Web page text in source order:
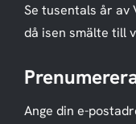
Se tusentals år
då isen smälte till
Ange din e-